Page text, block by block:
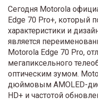
Сегодня Motorola
Edge 70 Pro+, который
характеристики и
является
Motorola Edge 70 Pro,
мегапиксельного
оптическим зумом.
дюймовым AMOLED-
HD+ и частотой